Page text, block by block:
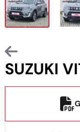
SUZUKI